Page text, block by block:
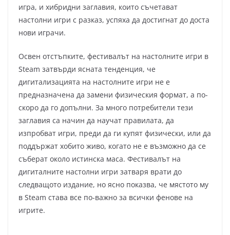
игра, и хибридни заглавия, които съчетават
настолни игри с разказ, успяха да достигнат до доста
нови играчи.
Освен отстъпките, фестивалът на настолните игри в
Steam затвърди ясната тенденция, че
дигитализацията на настолните игри не е
предназначена да замени физическия формат, а по-
скоро да го допълни. За много потребители тези
заглавия са начин да научат правилата, да
изпробват игри, преди да ги купят физически, или да
поддържат хобито живо, когато не е възможно да се
съберат около истинска маса. Фестивалът на
дигиталните настолни игри затваря врати до
следващото издание, но ясно показва, че мястото му
в Steam става все по-важно за всички фенове на
игрите.